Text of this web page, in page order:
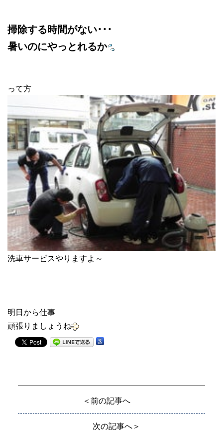
掃除する時間がない･･･
暑いのにやっとれるか
って方
洗車サービスやりますよ～
明日から仕事
頑張りましょうね
＜前の記事へ
次の記事へ＞